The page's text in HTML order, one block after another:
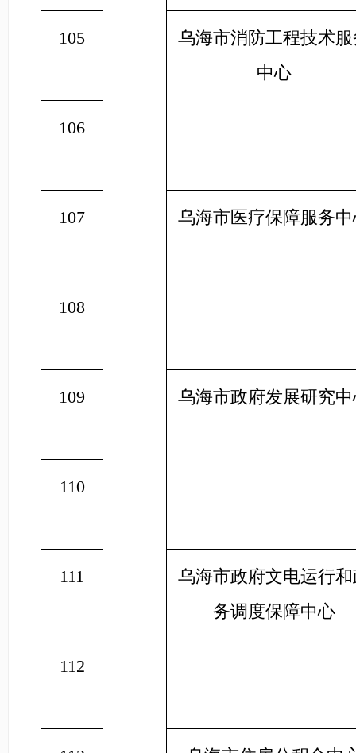
105
乌海市消防工程技术
中心
106
107 乌海市医疗保障服务
108
109 乌海市政府发展研究
110
111
乌海市政府文电运行
务调度保障中心
112